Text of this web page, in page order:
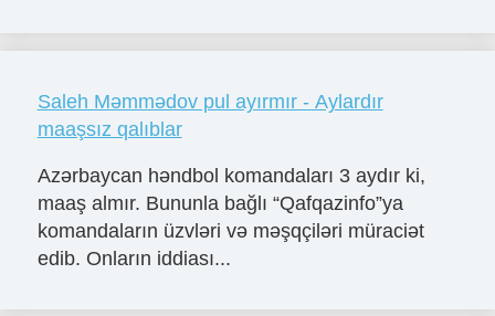
Saleh Məmmədov pul ayırmır - Aylardır
maaşsız qalıblar
Azərbaycan həndbol komandaları 3 aydır ki,
maaş almır. Bununla bağlı “Qafqazinfo”ya
komandaların üzvləri və məşqçiləri müraciət
edib. Onların iddiası...